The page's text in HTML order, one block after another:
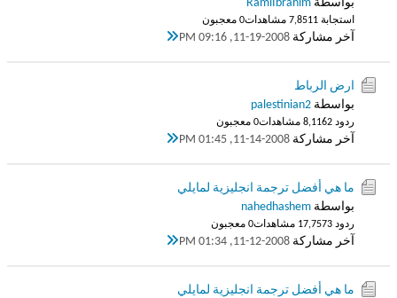
بواسطة RamiIbrahim
استجابة 1 7,851 مشاهدات 0 معجبون
آخر مشاركة 11-19-2008, 09:16 PM
ارض الرباط
بواسطة palestinian2
ردود 2 8,116 مشاهدات 0 معجبون
آخر مشاركة 11-14-2008, 01:45 PM
ما هي أفضل ترجمة انجليزية لمايلي
بواسطة nahedhashem
ردود 3 17,757 مشاهدات 0 معجبون
آخر مشاركة 11-12-2008, 01:34 PM
ما هي أفضل ترجمة انجليزية لمايلي